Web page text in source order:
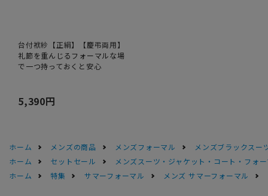
台付袱紗【正絹】【慶弔両用】
礼節を重んじるフォーマルな場
で一つ持っておくと安心
5,390円
ホーム メンズの商品 メンズフォーマル
メンズブラックスー
ホーム
セットセール
メンズスーツ・ジャケット・コート・フォ
ホーム
特集 サマーフォーマル メンズ サマーフォーマル